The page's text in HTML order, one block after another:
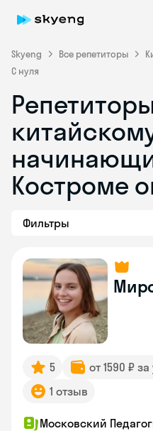
Skyeng Все репетиторы
С нуля
Костроме
Фильтры
5 от 1590 ₽
1 отзыв
Московский
Skyeng Chat
online